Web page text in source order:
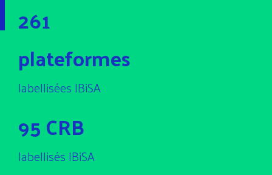
261
plateformes
labellisées IBiSA
95 CRB
labellisés IBiSA